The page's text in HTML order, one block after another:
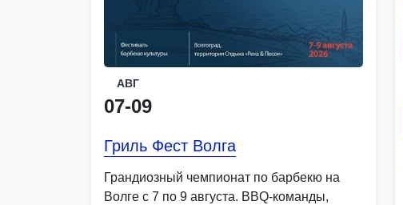
АВГ
07-09
Гриль Фест Волга
Грандиозный чемпионат по барбекю на
Волге с 7 по 9 августа. BBQ-команды,